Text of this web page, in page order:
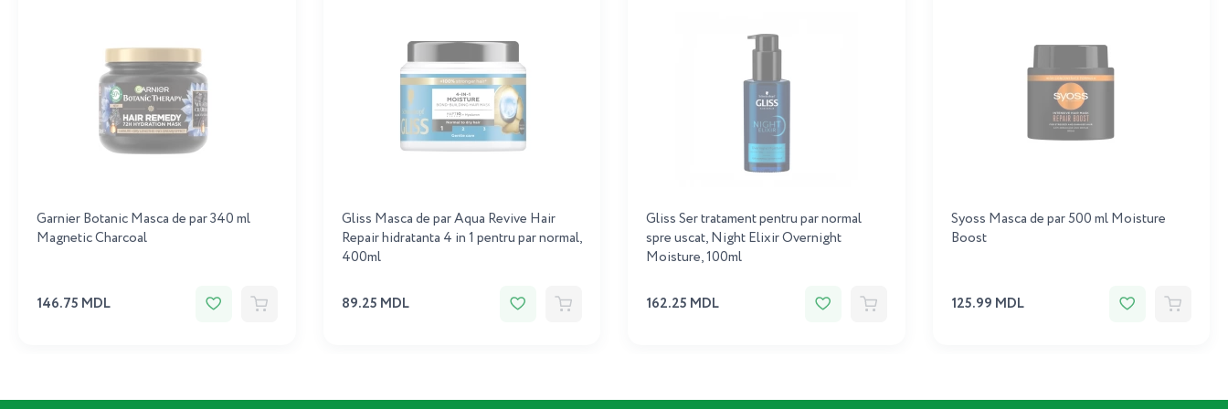
Garnier Botanic Masca de par 340 ml
Magnetic Charcoal
146.75 MDL
Gliss Masca de par Aqua Revive Hair
Repair hidratanta 4 in 1 pentru par normal,
400ml
89.25 MDL
Gliss Ser tratament pentru par normal
spre uscat, Night Elixir Overnight
Moisture, 100ml
162.25 MDL
Syoss Masca de par 500 ml Moisture
Boost
125.99 MDL